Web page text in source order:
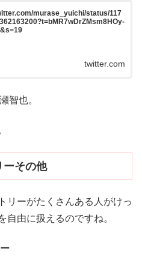
murase_yuichi/status/117
twitter.com
智也。
ーその他
リーがたくさんある人がけっ
自由に扱えるのですね。